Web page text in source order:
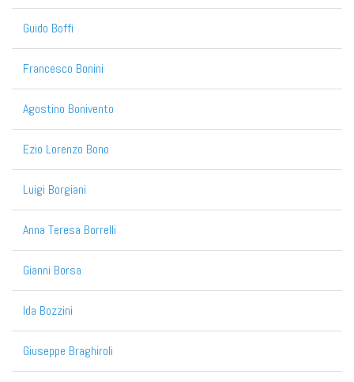
Guido Boffi
Francesco Bonini
Agostino Bonivento
Ezio Lorenzo Bono
Luigi Borgiani
Anna Teresa Borrelli
Gianni Borsa
Ida Bozzini
Giuseppe Braghiroli